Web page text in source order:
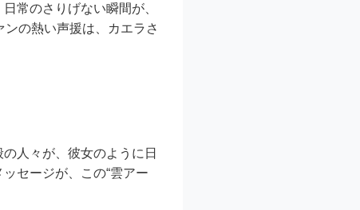
常のさりげない瞬間が、
の熱い声援は、カエラさ
人々が、彼女のように日
セージが、この“雲アー